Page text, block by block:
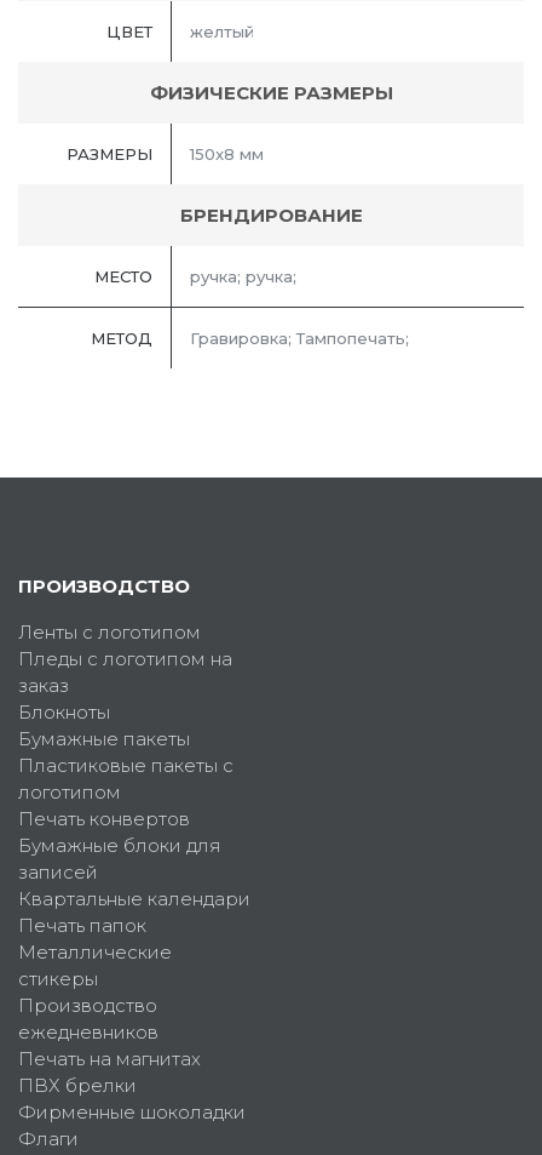
ЦВЕТ желтый
ФИЗИЧЕСКИЕ РАЗМЕРЫ
РАЗМЕРЫ 150x8 мм
БРЕНДИРОВАНИЕ
МЕСТО ручка; ручка;
МЕТОД Гравировка; Тампопечать;
ПРОИЗВОДСТВО
Ленты с логотипом
Пледы с логотипом на
заказ
Блокноты
Бумажные пакеты
Пластиковые пакеты с
логотипом
Печать конвертов
Бумажные блоки для
записей
Квартальные календари
Печать папок
Металлические
стикеры
Производство
ежедневников
Печать на магнитах
ПВХ брелки
Фирменные шоколадки
Флаги